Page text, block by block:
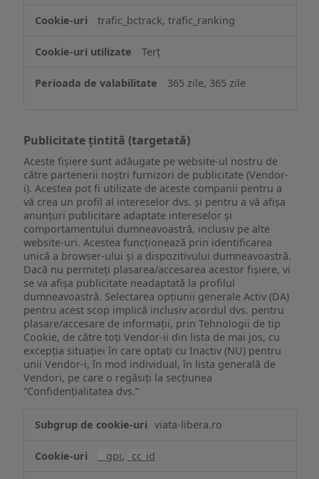
trafic_bctrack, trafic_ranking
Terț
365 zile, 365 zile
Publicitate țintită (targetată)
Aceste fișiere sunt adăugate pe website-ul nostru de
către partenerii noștri furnizori de publicitate (Vendor-
i). Acestea pot fi utilizate de aceste companii pentru a
vă crea un profil al intereselor dvs. și pentru a vă afișa
anunțuri publicitare adaptate intereselor și
comportamentului dumneavoastră, inclusiv pe alte
website-uri. Acestea funcționează prin identificarea
unică a browser-ului și a dispozitivului dumneavoastră.
Dacă nu permiteți plasarea/accesarea acestor fișiere, vi
se va afișa publicitate neadaptată la profilul
dumneavoastră. Selectarea opțiunii generale Activ (DA)
pentru acest scop implică inclusiv acordul dvs. pentru
plasare/accesare de informații, prin Tehnologii de tip
Cookie, de către toți Vendor-ii din lista de mai jos, cu
excepția situației în care optați cu Inactiv (NU) pentru
unii Vendor-i, în mod individual, în lista generală de
Vendori, pe care o regăsiți la secțiunea
“Confidențialitatea dvs.”
țintită
viata-libera.ro
__gpi, _cc_id